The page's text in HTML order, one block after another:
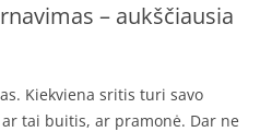
– aukščiausia
Kiekviena sritis turi savo
tai buitis, ar pramonė. Dar ne